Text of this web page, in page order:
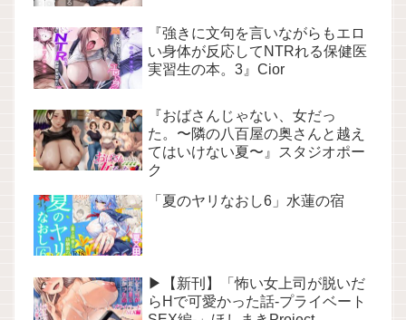
『強きに文句を言いながらもエロ
い身体が反応してNTRれる保健医
実習生の本。3』Cior
『おばさんじゃない、女だっ
た。〜隣の八百屋の奥さんと越え
てはいけない夏〜』スタジオポー
ク
「夏のヤリなおし6」水蓮の宿
▶【新刊】「怖い女上司が脱いだ
らHで可愛かった話-プライベート